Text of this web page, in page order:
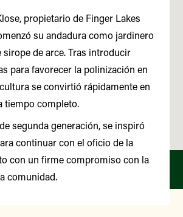
propietario de Finger Lakes
su andadura como jardinero
de arce. Tras introducir
para favorecer la polinización en
se convirtió rápidamente en
tiempo completo.
segunda generación, se inspiró
continuar con el oficio de la
con un firme compromiso con la
comunidad.